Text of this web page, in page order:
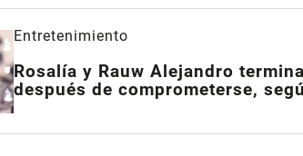
Entretenimiento
Rosalía y Rauw Alejandro
después de comprometerse,